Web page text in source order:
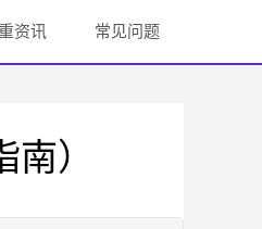
资讯 常见问题
）